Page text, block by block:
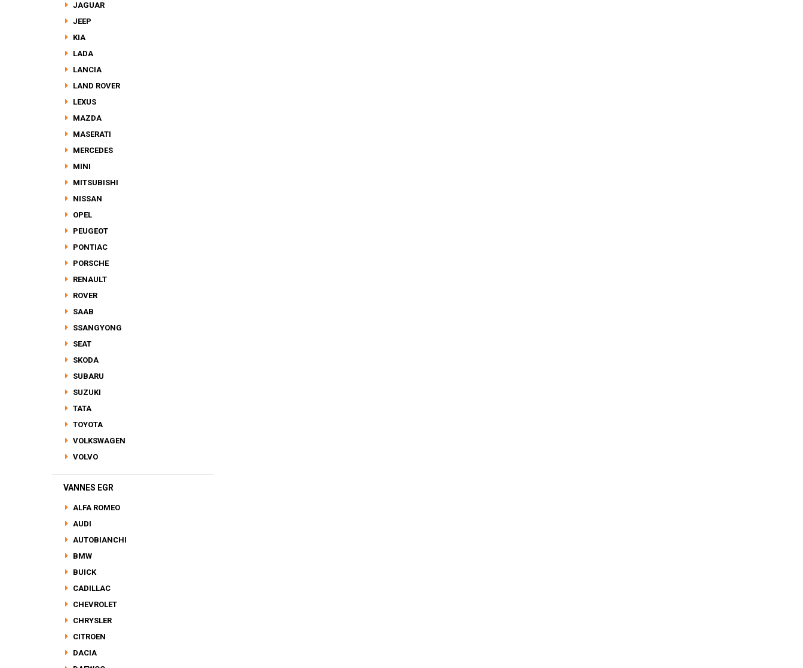
JAGUAR
JEEP
KIA
LADA
LANCIA
LAND ROVER
LEXUS
MAZDA
MASERATI
MERCEDES
MINI
MITSUBISHI
NISSAN
OPEL
PEUGEOT
PONTIAC
PORSCHE
RENAULT
ROVER
SAAB
SSANGYONG
SEAT
SKODA
SUBARU
SUZUKI
TATA
TOYOTA
VOLKSWAGEN
VOLVO
VANNES EGR
ALFA ROMEO
AUDI
AUTOBIANCHI
BMW
BUICK
CADILLAC
CHEVROLET
CHRYSLER
CITROEN
DACIA